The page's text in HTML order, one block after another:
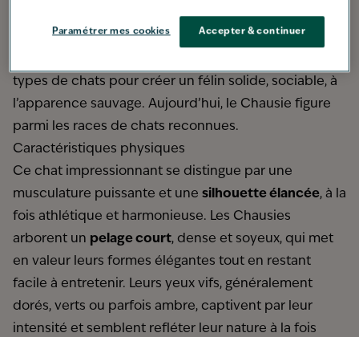
vit dans les jungles et marais d’Asie, avec le caractère
plus doux des chats domestiques. Dans les années
types de chats pour créer un félin solide, sociable, à
l’apparence sauvage. Aujourd’hui, le Chausie figure
parmi les races de chats reconnues.
Caractéristiques physiques
Ce chat impressionnant se distingue par une
musculature puissante et une silhouette élancée, à la
fois athlétique et harmonieuse. Les Chausies
arborent un pelage court, dense et soyeux, qui met
en valeur leurs formes élégantes tout en restant
facile à entretenir. Leurs yeux vifs, généralement
dorés, verts ou parfois ambre, captivent par leur
intensité et semblent refléter leur nature à la fois
Accepter & continuer
Paramétrer mes cookies